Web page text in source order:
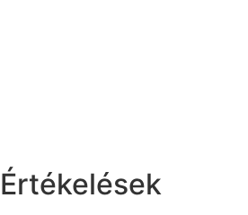
Értékelések